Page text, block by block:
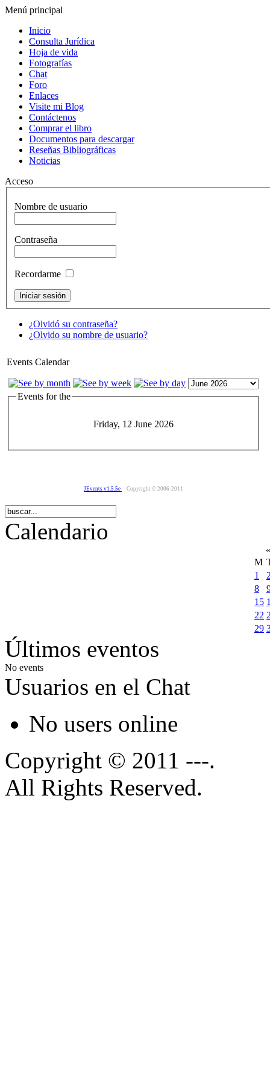
Menú principal
Inicio
Consulta Jurídica
Hoja de vida
Fotografías
Chat
Foro
Enlaces
Visite mi Blog
Contáctenos
Comprar el libro
Documentos para descargar
Reseñas Bibliográficas
Noticias
Acceso
Nombre de usuario
Contraseña
Recordarme
¿Olvidó su contraseña?
¿Olvido su nombre de usuario?
Events Calendar
Events for the
Friday, 12 June 2026
JEvents v1.5.5e Copyright © 2006-2011
Calendario
«
M
1
8
15
22
29
Últimos eventos
No events
Usuarios en el Chat
No users online
Copyright © 2011 ---.
All Rights Reserved.